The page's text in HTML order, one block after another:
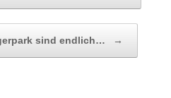
sind endlich… →